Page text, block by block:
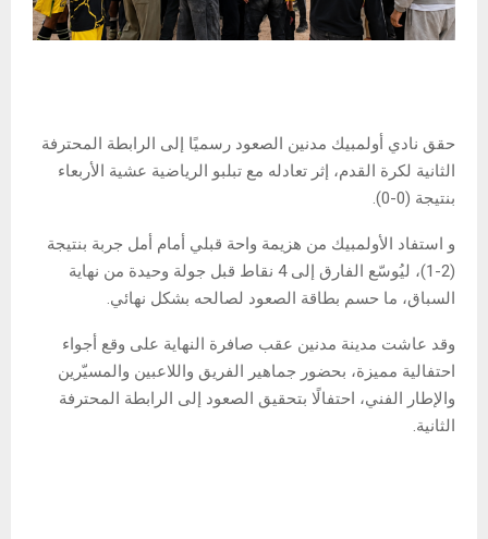
حقق نادي أولمبيك مدنين الصعود رسميًا إلى الرابطة المحترفة
الثانية لكرة القدم، إثر تعادله مع تبلبو الرياضية عشية الأربعاء
بنتيجة (0-0).
و استفاد الأولمبيك من هزيمة واحة قبلي أمام أمل جربة بنتيجة
(2-1)، ليُوسّع الفارق إلى 4 نقاط قبل جولة وحيدة من نهاية
السباق، ما حسم بطاقة الصعود لصالحه بشكل نهائي.
وقد عاشت مدينة مدنين عقب صافرة النهاية على وقع أجواء
احتفالية مميزة، بحضور جماهير الفريق واللاعبين والمسيّرين
والإطار الفني، احتفالًا بتحقيق الصعود إلى الرابطة المحترفة
الثانية.